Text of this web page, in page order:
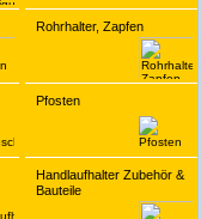
Rohrhalter, Zapfen
Pfosten
Handlaufhalter Zubehör &
Bauteile